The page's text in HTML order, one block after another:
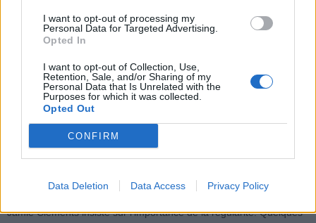
I want to opt-out of processing my
Personal Data for Targeted Advertising.
Opted In
I want to opt-out of Collection, Use,
Retention, Sale, and/or Sharing of my
Personal Data that Is Unrelated with the
Purposes for which it was collected.
Opted Out
CONFIRM
Data Deletion Data Access Privacy Policy
intégrer. Elle favorise la résilience et l’apaisement intérieur sur le
long terme.
Pour commencer, il est conseillé de pratiquer dans un
environnement sécurisé, sur une durée modeste, en étant à
l’écoute de ses sensations.
Combien de temps pratiquer pour
voir des résultats ?
Jamie Clements insiste sur l’importance de la régularité. Quelques